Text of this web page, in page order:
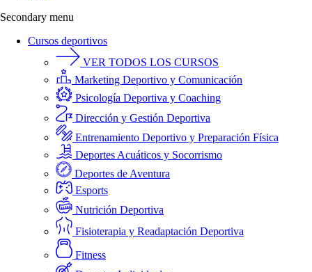
Secondary menu
Cursos deportivos
VER TODOS LOS CURSOS
Marketing Deportivo y Comunicación
Psicología Deportiva y Coaching
Dirección y Gestión Deportiva
Entrenamiento Deportivo y Preparación Física
Deportes Acuáticos y Socorrismo
Deportes de Aventura
Esports
Nutrición Deportiva
Fisioterapia y Readaptación Deportiva
Fitness